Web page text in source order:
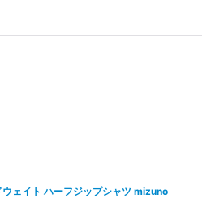
ェイト ハーフジップシャツ mizuno